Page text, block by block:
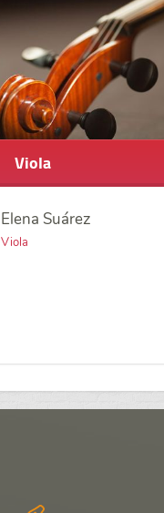
Viola
Elena Suárez
Viola